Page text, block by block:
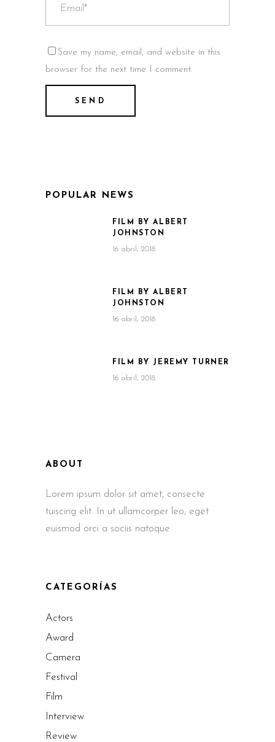
Save my name, email, and website in this
browser for the next time I comment.
POPULAR NEWS
FILM BY ALBERT
JOHNSTON
16 abril, 2018
FILM BY ALBERT
JOHNSTON
16 abril, 2018
FILM BY JEREMY TURNER
16 abril, 2018
ABOUT
Lorem ipsum dolor sit amet, consecte
tuiscing elit. In ut ullamcorper leo, eget
euismod orci a sociis natoque
CATEGORÍAS
Actors
Award
Camera
Festival
Film
Interview
Review